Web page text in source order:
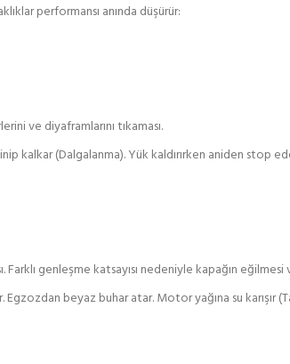
performansı anında düşürür:
ve diyaframlarını tıkaması.
kalkar (Dalgalanma). Yük kaldırırken aniden stop
genleşme katsayısı nedeniyle kapağın eğilmesi
beyaz buhar atar. Motor yağına su karışır